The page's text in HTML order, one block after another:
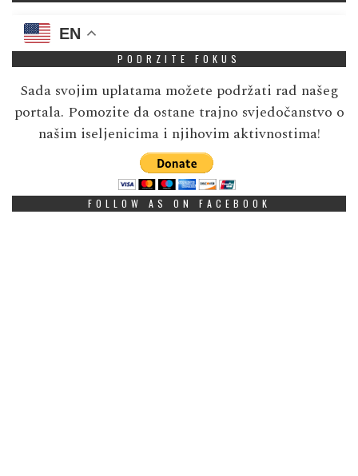
EN
PODRZITE FOKUS
Sada svojim uplatama možete podržati rad našeg
portala. Pomozite da ostane trajno svjedočanstvo o
našim iseljenicima i njihovim aktivnostima!
FOLLOW AS ON FACEBOOK